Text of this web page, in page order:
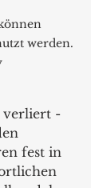
werden.
verliert -
fest in